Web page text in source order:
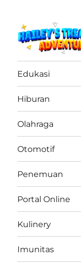
Edukasi
Hiburan
Olahraga
Otomotif
Penemuan
Portal Online
Kulinery
Imunitas